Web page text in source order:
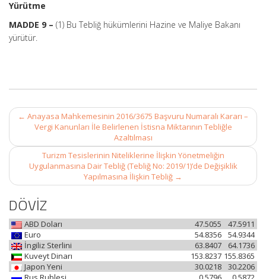
Yürütme
MADDE 9 – (1) Bu Tebliğ hükümlerini Hazine ve Maliye Bakanı
yürütür.
Post
navigation
← Anayasa Mahkemesinin 2016/3675 Başvuru Numaralı Kararı –
Vergi Kanunları İle Belirlenen İstisna Miktarının Tebliğle
Azaltılması
Turizm Tesislerinin Niteliklerine İlişkin Yönetmeliğin
Uygulanmasına Dair Tebliğ (Tebliğ No: 2019/1)’de Değişiklik
Yapılmasına İlişkin Tebliğ →
DÖVİZ
ABD Doları 47.5911
47.5055
Euro
54.9344
54.8356
İngiliz Sterlini
64.1736
63.8407
Kuveyt Dinarı
155.8365
153.8237
Japon Yeni
30.2206
30.0218